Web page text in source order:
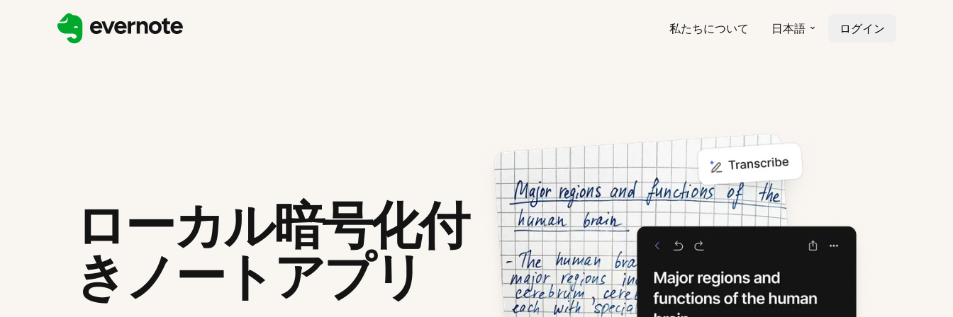
私たちについて 日本語 ログイン
ローカル暗号化付
きノートアプリ